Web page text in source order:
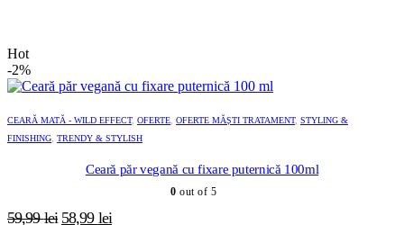
Hot
-2%
CEARĂ MATĂ - WILD EFFECT, OFERTE OFERTE MĂȘTI TRATAMENT, STYLING &
FINISHING TRENDY & STYLISH
Ceară păr vegană cu fixare puternică 100ml
0 out of 5
59,99lei Prețul
58,99 leiPrețul